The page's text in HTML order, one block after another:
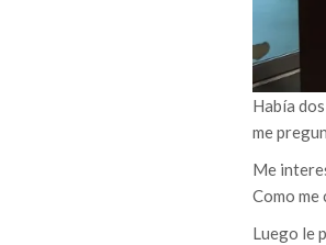
Había
me
Me
Como me
Luego le